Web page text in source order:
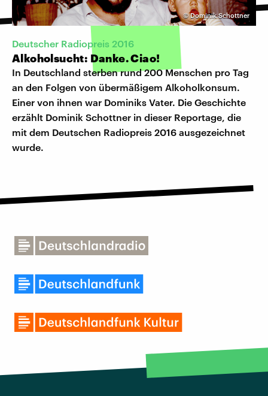
©Dominik Schottner
Deutscher Radiopreis 2016
Alkoholsucht: Danke. Ciao!
In Deutschland sterben rund 200 Menschen pro Tag
an den Folgen von übermäßigem Alkoholkonsum.
Einer von ihnen war Dominiks Vater. Die Geschichte
erzählt Dominik Schottner in dieser Reportage, die
mit dem Deutschen Radiopreis 2016 ausgezeichnet
wurde.